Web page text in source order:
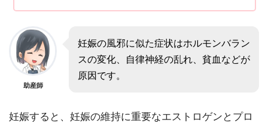
助産師
妊娠の風邪に似た症状はホルモンバラン
スの変化、自律神経の乱れ、貧血などが
原因です。
妊娠すると、妊娠の維持に重要なエストロゲンとプロ